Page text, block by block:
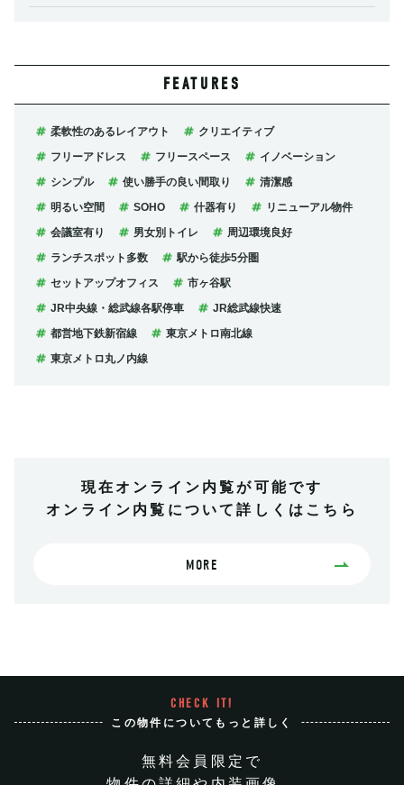
FEATURES
柔軟性のあるレイアウト
クリエイティブ
フリーアドレス
フリースペース
イノベーション
シンプル
使い勝手の良い間取り
清潔感
明るい空間
SOHO 什器有り
リニューアル物件
会議室有り
男女別トイレ
周辺環境良好
ランチスポット多数
駅から徒歩5分圏
セットアップオフィス
市ヶ谷駅
JR中央線・総武線各駅停車
JR総武線快速
都営地下鉄新宿線
東京メトロ南北線
東京メトロ丸ノ内線
現在オンライン内覧が可能です
オンライン内覧について詳しくはこちら
MORE
CHECK IT!
この物件についてもっと詳しく
無料会員限定で